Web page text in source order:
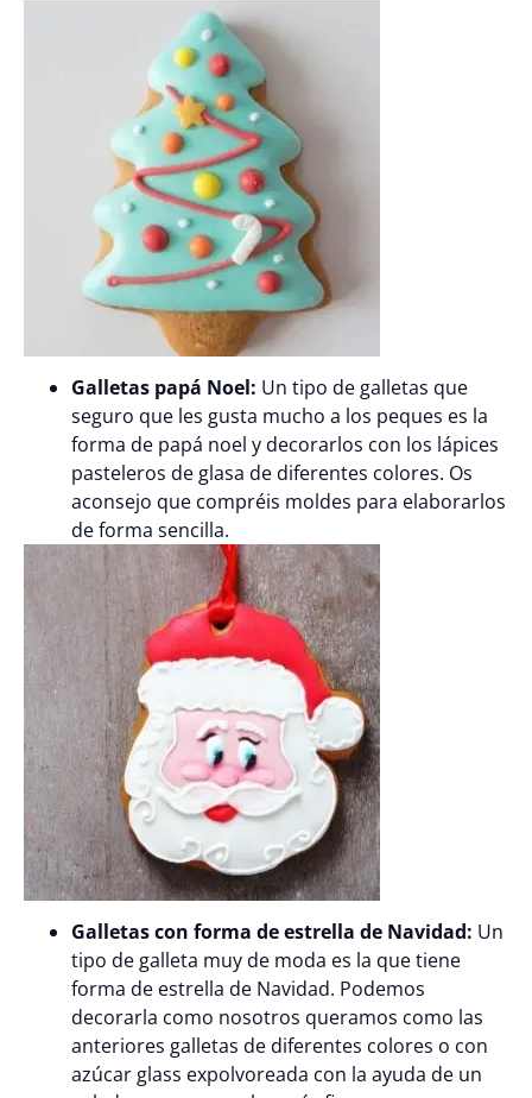
Galletas papá Noel: Un tipo de galletas que
seguro que les gusta mucho a los peques es la
forma de papá noel y decorarlos con los lápices
pasteleros de glasa de diferentes colores. Os
aconsejo que compréis moldes para elaborarlos
de forma sencilla.
Galletas con forma de estrella de Navidad: Un
tipo de galleta muy de moda es la que tiene
forma de estrella de Navidad. Podemos
decorarla como nosotros queramos como las
anteriores galletas de diferentes colores o con
azúcar glass expolvoreada con la ayuda de un